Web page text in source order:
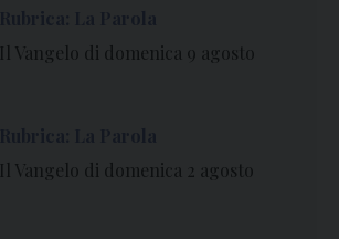
Il Vangelo di domenica 9 agosto
Il Vangelo di domenica 2 agosto